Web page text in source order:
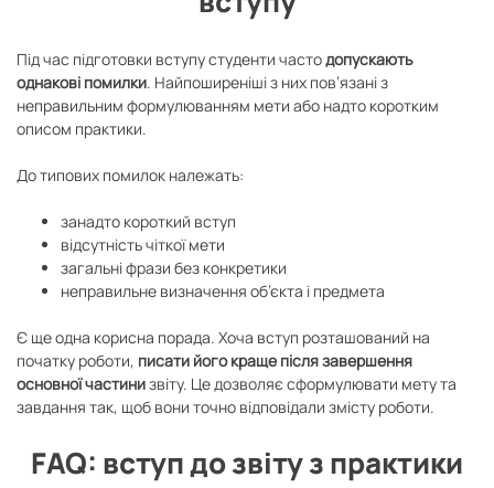
Під час підготовки вступу студенти частодопускають
однакові помилки. Найпоширеніші з них пов’язані з
неправильним формулюванням мети або надто коротким
описом практики.
До типових помилок належать:
занадто короткий вступ
відсутність чіткої мети
загальні фрази без конкретики
неправильне визначення об’єкта і предмета
Є ще одна корисна порада. Хоча вступ розташований на
початку роботи, писати його краще після завершення
основної частинизвіту. Це дозволяє сформулювати мету та
завдання так, щоб вони точно відповідали змісту роботи.
FAQ: вступ до звіту з практики